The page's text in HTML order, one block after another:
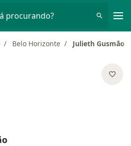
procurando?
Belo Horizonte Julieth Gusmão